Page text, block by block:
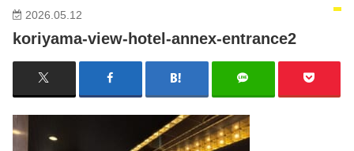
2026.05.12
koriyama-view-hotel-annex-entrance2